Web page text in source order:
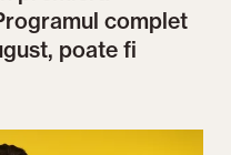
complet
poate fi